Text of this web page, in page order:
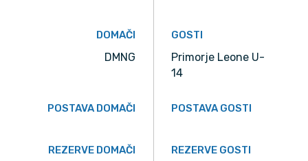
DOMAČI
DMNG
GOSTI
Primorje Leone U-
14
POSTAVA DOMAČI POSTAVA GOSTI
REZERVE DOMAČI REZERVE GOSTI